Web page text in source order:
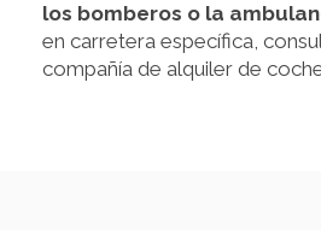
los bomberos o la
en carretera específica,
compañía de alquiler de